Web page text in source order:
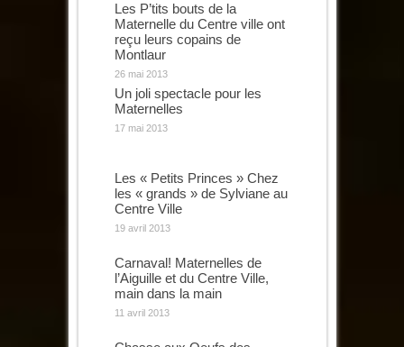
Les P’tits bouts de la
Maternelle du Centre ville ont
reçu leurs copains de
Montlaur
26 mai 2013
Un joli spectacle pour les
Maternelles
17 mai 2013
Les « Petits Princes » Chez
les « grands » de Sylviane au
Centre Ville
19 avril 2013
Carnaval! Maternelles de
l’Aiguille et du Centre Ville,
main dans la main
11 avril 2013